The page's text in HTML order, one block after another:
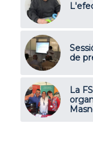
de
La